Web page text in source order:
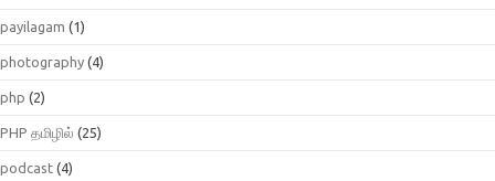
payilagam (1)
photography (4)
php (2)
PHP தமிழில் (25)
podcast (4)